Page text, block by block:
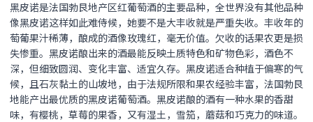
黑皮诺是法国勃艮地产区红葡萄酒的主要品种，全世界没有其他品种
像黑皮诺这样如此难侍候，她要不是大丰收就是严重失收。丰收年的
萄葡果汁稀薄，酿成的酒像玫瑰红，毫无价值。欠收的话果农更是损
失惨重。黑皮诺酿出来的酒最能反映土质特色和矿物色彩，酒色不
深，但细致圆润、变化丰富、适宜久存。黑皮诺适合种植于偏寒的气
候，且石灰黏土的山坡地，由于法规所限和果农经验丰富，法国勃艮
地能产出最优质的黑皮诺葡萄酒。黑皮诺酿的酒有一种水果的香甜
味，有樱桃，草莓的果香，又有湿土，雪笳，蘑菇和巧克力的味道。